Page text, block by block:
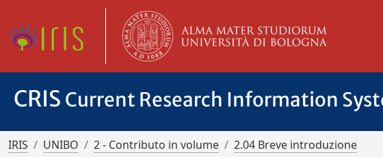
CRIS Current Research Information
IRIS UNIBO 2 - Contributo in volume 2.04 Breve introduzione